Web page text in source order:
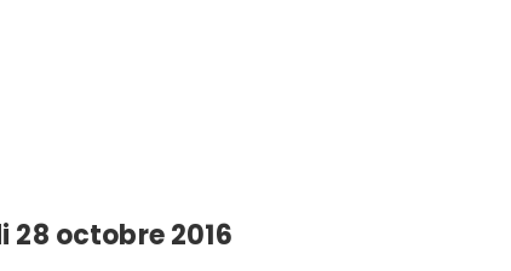
28 octobre 2016